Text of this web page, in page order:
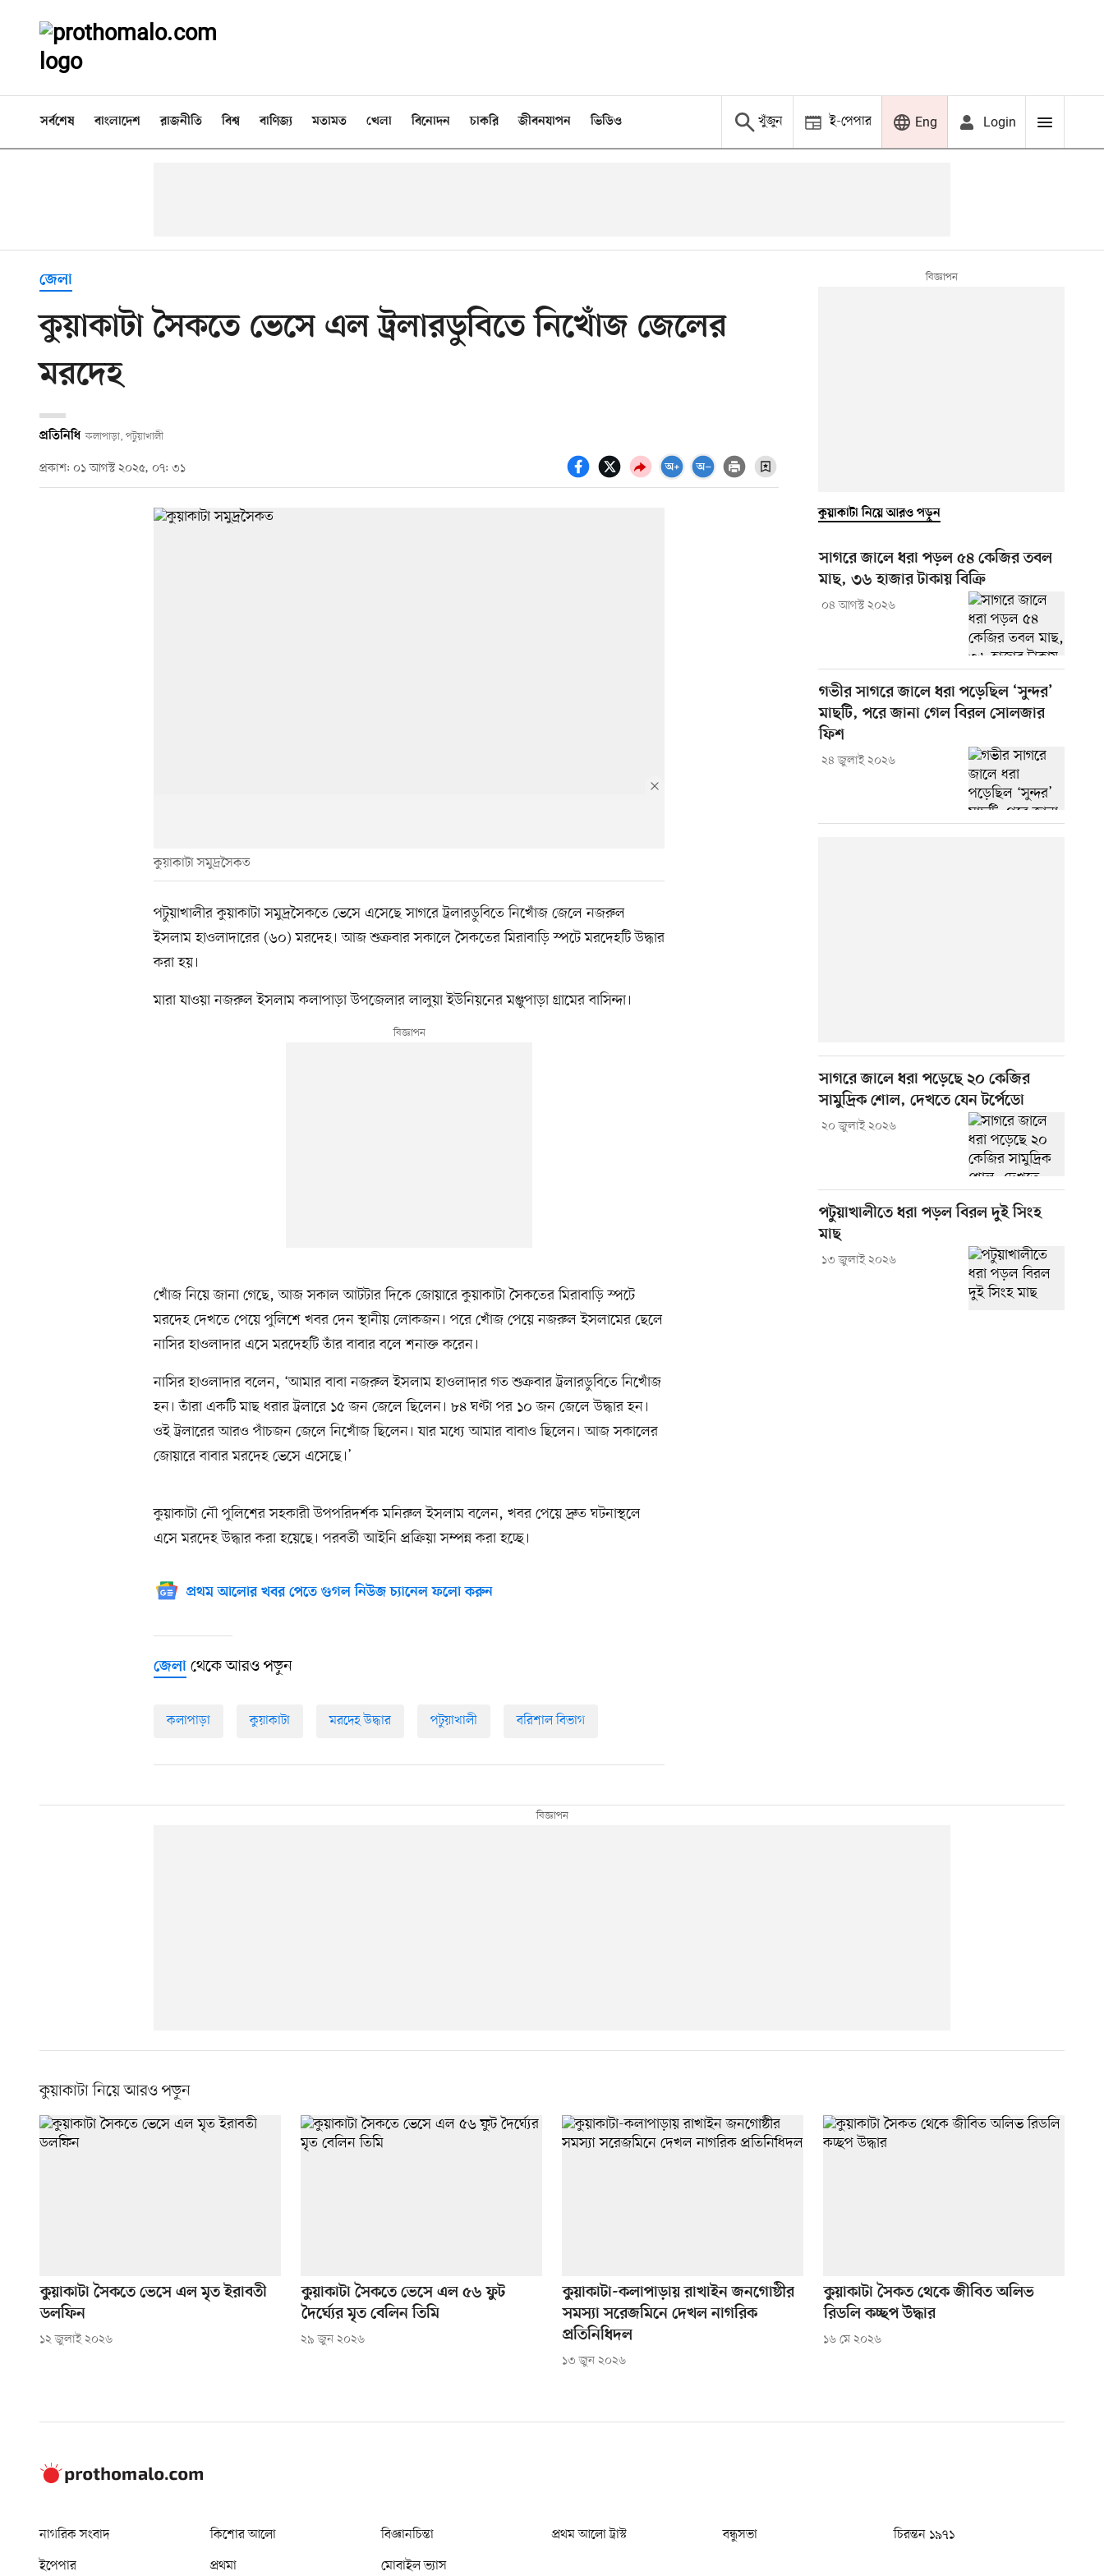
সর্বশেষ বাংলাদেশ রাজনীতি বিশ্ব বাণিজ্য মতামত খেলা বিনোদন চাকরি জীবনযাপন ভিডিও খুঁজুন ই-পেপার Eng Login
জেলা
কুয়াকাটা সৈকতে ভেসে এল ট্রলারডুবিতে নিখোঁজ জেলের
মরদেহ
প্রতিনিধি কলাপাড়া, পটুয়াখালী
প্রকাশ: ০১ আগস্ট ২০২৫, ০৭: ৩১
কুয়াকাটা সমুদ্রসৈকত
পটুয়াখালীর কুয়াকাটা সমুদ্রসৈকতে ভেসে এসেছে সাগরে ট্রলারডুবিতে নিখোঁজ জেলে নজরুল
ইসলাম হাওলাদারের (৬০) মরদেহ। আজ শুক্রবার সকালে সৈকতের মিরাবাড়ি স্পটে মরদেহটি উদ্ধার
করা হয়।
মারা যাওয়া নজরুল ইসলাম কলাপাড়া উপজেলার লালুয়া ইউনিয়নের মঞ্জুপাড়া গ্রামের বাসিন্দা।
খোঁজ নিয়ে জানা গেছে, আজ সকাল আটটার দিকে জোয়ারে কুয়াকাটা সৈকতের মিরাবাড়ি স্পটে
মরদেহ দেখতে পেয়ে পুলিশে খবর দেন স্থানীয় লোকজন। পরে খোঁজ পেয়ে নজরুল ইসলামের ছেলে
নাসির হাওলাদার এসে মরদেহটি তাঁর বাবার বলে শনাক্ত করেন।
নাসির হাওলাদার বলেন, ‘আমার বাবা নজরুল ইসলাম হাওলাদার গত শুক্রবার ট্রলারডুবিতে নিখোঁজ
হন। তাঁরা একটি মাছ ধরার ট্রলারে ১৫ জন জেলে ছিলেন। ৮৪ ঘণ্টা পর ১০ জন জেলে উদ্ধার হন।
ওই ট্রলারের আরও পাঁচজন জেলে নিখোঁজ ছিলেন। যার মধ্যে আমার বাবাও ছিলেন। আজ সকালের
জোয়ারে বাবার মরদেহ ভেসে এসেছে।’
কুয়াকাটা নৌ পুলিশের সহকারী উপপরিদর্শক মনিরুল ইসলাম বলেন, খবর পেয়ে দ্রুত ঘটনাস্থলে
এসে মরদেহ উদ্ধার করা হয়েছে। পরবর্তী আইনি প্রক্রিয়া সম্পন্ন করা হচ্ছে।
প্রথম আলোর খবর পেতে গুগল নিউজ চ্যানেল ফলো করুন
জেলা থেকে আরও পড়ুন
কলাপাড়া কুয়াকাটা মরদেহ উদ্ধার পটুয়াখালী বরিশাল বিভাগ
কুয়াকাটা নিয়ে আরও পড়ুন
সাগরে জালে ধরা পড়ল ৫৪ কেজির তবল
মাছ, ৩৬ হাজার টাকায় বিক্রি
০৪ আগস্ট ২০২৬
গভীর সাগরে জালে ধরা পড়েছিল ‘সুন্দর’
মাছটি, পরে জানা গেল বিরল সোলজার
ফিশ
২৪ জুলাই ২০২৬
সাগরে জালে ধরা পড়েছে ২০ কেজির
সামুদ্রিক শোল, দেখতে যেন টর্পেডো
২০ জুলাই ২০২৬
পটুয়াখালীতে ধরা পড়ল বিরল দুই সিংহ
মাছ
১৩ জুলাই ২০২৬
কুয়াকাটা নিয়ে আরও পড়ুন
কুয়াকাটা সৈকতে ভেসে এল মৃত ইরাবতী
ডলফিন
১২ জুলাই ২০২৬
কুয়াকাটা সৈকতে ভেসে এল ৫৬ ফুট
দৈর্ঘ্যের মৃত বেলিন তিমি
২৯ জুন ২০২৬
কুয়াকাটা-কলাপাড়ায় রাখাইন জনগোষ্ঠীর
সমস্যা সরেজমিনে দেখল নাগরিক
প্রতিনিধিদল
১৩ জুন ২০২৬
কুয়াকাটা সৈকত থেকে জীবিত অলিভ
রিডলি কচ্ছপ উদ্ধার
১৬ মে ২০২৬
নাগরিক সংবাদ কিশোর আলো বিজ্ঞানচিন্তা প্রথম আলো ট্রাস্ট বন্ধুসভা
চিরন্তন ১৯৭১
ইপেপার
প্রথমা মোবাইল ভ্যাস